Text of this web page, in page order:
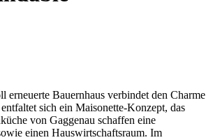
Bauernhaus verbindet den Charme
sich ein Maisonette-Konzept, das
von Gaggenau schaffen eine
einen Hauswirtschaftsraum. Im